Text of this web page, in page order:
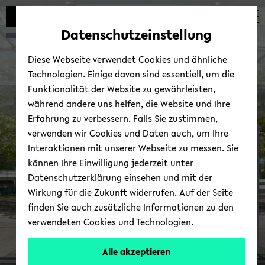
Automatische
vermeiden
zum
wechseln
zum
wechseln
zum
wechseln
Mar­ke­ting
Prof.
© Uni­ver­si­tät Bie­le­feld
Datenschutzeinstellung
Diese Webseite verwendet Cookies und ähnliche
Technologien. Einige davon sind essentiell, um die
Funktionalität der Website zu gewährleisten,
während andere uns helfen, die Website und Ihre
Erfahrung zu verbessern. Falls Sie zustimmen,
verwenden wir Cookies und Daten auch, um Ihre
Interaktionen mit unserer Webseite zu messen. Sie
können Ihre Einwilligung jederzeit unter
Datenschutzerklärung einsehen und mit der
Wirkung für die Zukunft widerrufen. Auf der Seite
finden Sie auch zusätzliche Informationen zu den
verwendeten Cookies und Technologien.
Alle akzeptieren